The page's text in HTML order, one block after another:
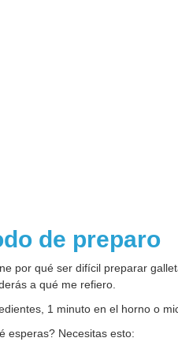
de preparo
por qué ser difícil preparar
a qué me refiero.
1 minuto en el horno o
esperas? Necesitas esto: